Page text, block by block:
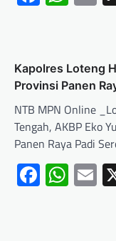
‎Kapolres Loteng
Provinsi Panen
NTB MPN Online
Tengah, AKBP Eko
Panen Raya Padi